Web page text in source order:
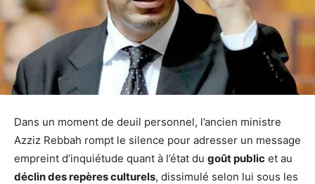
Dans un moment de deuil personnel, l’ancien ministre
Azziz Rebbah rompt le silence pour adresser un message
empreint d’inquiétude quant à l’état du goût public et au
déclin des repères culturels, dissimulé selon lui sous les